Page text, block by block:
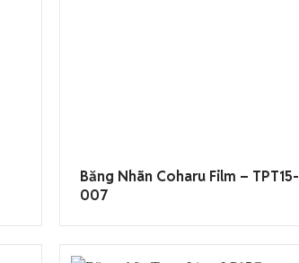
Băng Nhãn Coharu Film – TPT15-
007